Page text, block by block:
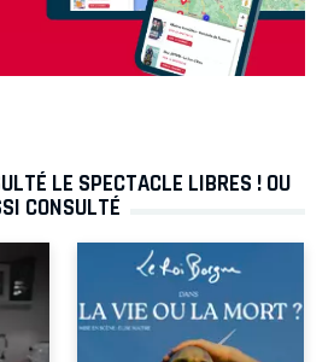
LE SPECTACLE LIBRES ! OU
CONSULTÉ